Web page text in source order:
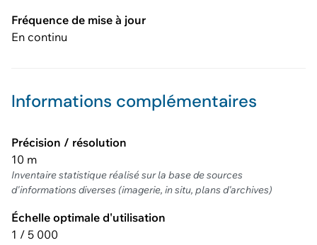
Fréquence de mise à jour
En continu
Informations complémentaires
Précision / résolution
10 m
Inventaire statistique réalisé sur la base de sources
d'informations diverses (imagerie, in situ, plans d'archives)
Échelle optimale d'utilisation
1 / 5 000